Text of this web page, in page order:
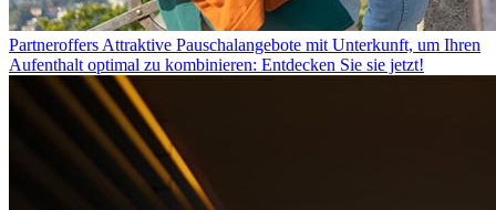
Partneroffers Attraktive Pauschalangebote mit Unterkunft, um Ihren
Aufenthalt optimal zu kombinieren: Entdecken Sie sie jetzt!